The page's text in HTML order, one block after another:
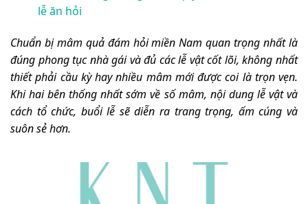
lễ ăn hỏi
Chuẩn bị mâm quả đám hỏi miền Nam quan trọng nhất là
đúng phong tục nhà gái và đủ các lễ vật cốt lõi, không nhất
thiết phải cầu kỳ hay nhiều mâm mới được coi là trọn vẹn.
Khi hai bên thống nhất sớm về số mâm, nội dung lễ vật và
cách tổ chức, buổi lễ sẽ diễn ra trang trọng, ấm cúng và
suôn sẻ hơn.